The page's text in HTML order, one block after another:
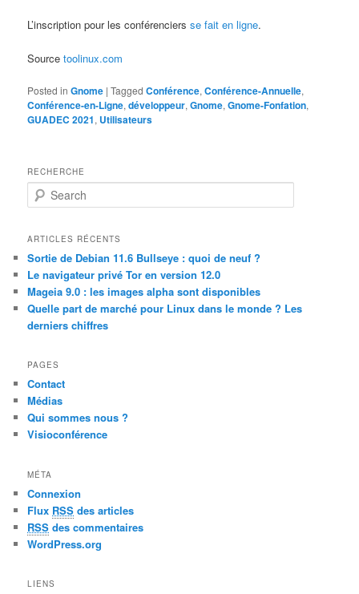
L’inscription pour les conférenciersse fait en ligne.
Sourcetoolinux.com
Posted in Gnome |Tagged Conférence,Conférence-Annuelle,
Conférence-en-Ligne,développeur,Gnome,Gnome-Fonfation,
GUADEC 2021, Utilisateurs
RECHERCHE
e
r
h
ARTICLES RÉCENTS
Sortie de Debian 11.6 Bullseye : quoi de neuf ?
Le navigateur privé Tor en version 12.0
Mageia 9.0 : les images alpha sont disponibles
Quelle part de marché pour Linux dans le monde ? Les
derniers chiffres
PAGES
Contact
Médias
Qui sommes nous ?
Visioconférence
MÉTA
Connexion
Flux RSS des articles
RSS des commentaires
WordPress.org
LIENS